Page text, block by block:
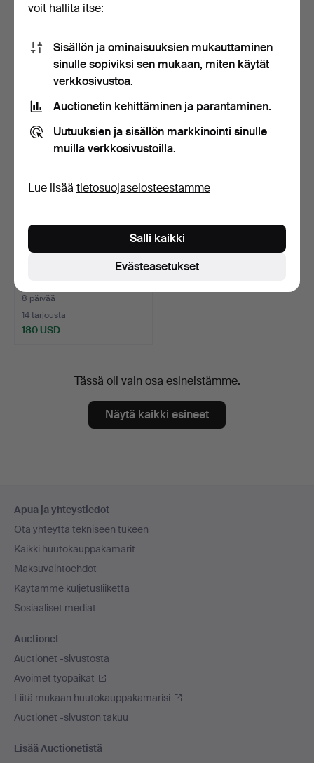
Maljakko, kaiverrettua lasia,
5 päivää
Valittu
esine
fiskgraal, Orrefors,…
8 päivää
Valittu
esine
8 päivää
14 tarjousta
180 USD
Tässä oli vain osa esineistämme.
Näytä kaikki esineet
Apua ja yhteystiedot
Ota yhteyttä tekniseen tukeen
Kaikki huutokauppakamarit
Maksuvaihtoehdot
Käytämme kuljetusliikettä
Sosiaaliset mediat
Auctionet
Auctionet -sivustosta
Avoimet työpaikat
Liitä mukaan huutokauppakamarisi
Auctionet -sivuston takuu
Lisää Auctionetistä
voit hallita itse:
Sisällön ja ominaisuuksien mukauttaminen
sinulle sopiviksi sen mukaan, miten käytät
verkkosivustoa.
Auctionetin kehittäminen ja parantaminen.
Uutuuksien ja sisällön markkinointi sinulle
muilla verkkosivustoilla.
Lue lisää tietosuojaselosteestamme
Evästeasetukset
Salli kaikki